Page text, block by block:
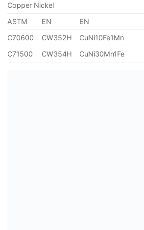
Copper Nickel
ASTM
EN EN
C70600
CW352H CuNi10Fe1Mn
C71500
CW354H CuNi30Mn1Fe